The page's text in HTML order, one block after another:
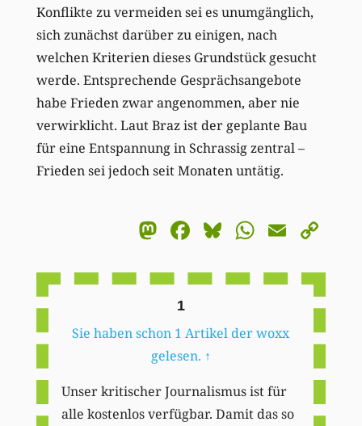
Konflikte zu vermeiden sei es unumgänglich,
sich zunächst darüber zu einigen, nach
welchen Kriterien dieses Grundstück gesucht
werde. Entsprechende Gesprächsangebote
habe Frieden zwar angenommen, aber nie
verwirklicht. Laut Braz ist der geplante Bau
für eine Entspannung in Schrassig zentral –
Frieden sei jedoch seit Monaten untätig.
Mastodon
Facebook
BlueskyEmail
1
Sie haben schon 1 Artikel der woxx
gelesen. ↑
Unser kritischer Journalismus ist für
alle kostenlos verfügbar. Damit das so